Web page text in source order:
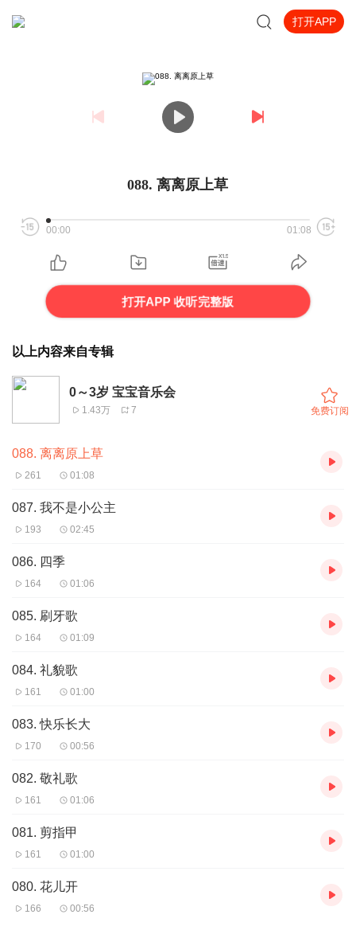
打开APP
088. 离离原上草
00:00 01:08
打开APP 收听完整版
以上内容来自专辑
0～3岁 宝宝音乐会
1.43万 7 免费订阅
088. 离离原上草
261 01:08
087. 我不是小公主
193 02:45
086. 四季
164 01:06
085. 刷牙歌
164 01:09
084. 礼貌歌
161 01:00
083. 快乐长大
170 00:56
082. 敬礼歌
161 01:06
081. 剪指甲
161 01:00
080. 花儿开
166 00:56